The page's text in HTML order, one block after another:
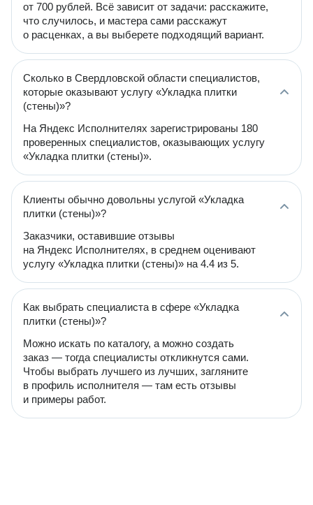
от 700 рублей. Всё зависит от задачи: расскажите,
что случилось, и мастера сами расскажут
о расценках, а вы выберете подходящий вариант.
Сколько в Свердловской области специалистов,
которые оказывают услугу «Укладка плитки
(стены)»?
На Яндекс Исполнителях зарегистрированы 180
проверенных специалистов, оказывающих услугу
«Укладка плитки (стены)».
Клиенты обычно довольны услугой «Укладка
плитки (стены)»?
Заказчики, оставившие отзывы
на Яндекс Исполнителях, в среднем оценивают
услугу «Укладка плитки (стены)» на 4.4 из 5.
Как выбрать специалиста в сфере «Укладка
плитки (стены)»?
Можно искать по каталогу, а можно создать
заказ — тогда специалисты откликнутся сами.
Чтобы выбрать лучшего из лучших, загляните
в профиль исполнителя — там есть отзывы
и примеры работ.